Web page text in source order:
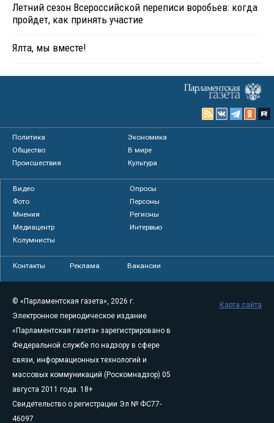
Летний сезон Всероссийской переписи воробьев: когда
пройдет, как принять участие
Ялта, мы вместе!
Политика
Экономика
Общество
В мире
Происшествия
Культура
Видео
Опросы
Фото
Персоны
Мнения
Регионы
Медиацентр
Интервью
Колумнисты
Контакты Реклама Вакансии
© «Парламентская газета», 2026 г.
Электронное периодическое издание
«Парламентская газета» зарегистрировано в
Федеральной службе по надзору в сфере
связи, информационных технологий и
массовых коммуникаций (Роскомнадзор) 05
августа 2011 года. 18+
Свидетельство о регистрации Эл № ФС77-
46097
Карта сайта